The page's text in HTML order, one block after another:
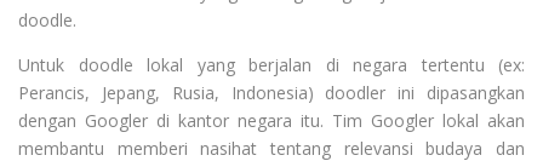
doodle.
Untuk doodle lokal yang berjalan di negara tertentu (ex:
Perancis, Jepang, Rusia, Indonesia) doodler ini dipasangkan
dengan Googler di kantor negara itu. Tim Googler lokal akan
membantu memberi nasihat tentang relevansi budaya dan